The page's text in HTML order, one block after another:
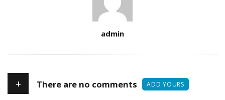
admin
+ There are no comments ADD YOURS